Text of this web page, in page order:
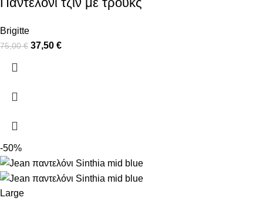
Brigitte
75,00€ 37,50 €
-50%
Large